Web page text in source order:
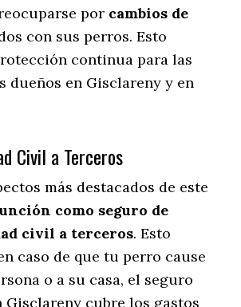
por cambios de
con sus perros. Esto
continua para las
dueños en Gisclareny y en
Civil a Terceros
más destacados de este
como seguro de
civil a terceros. Esto
caso de que tu perro cause
o a su casa, el seguro
Gisclareny cubre los gastos